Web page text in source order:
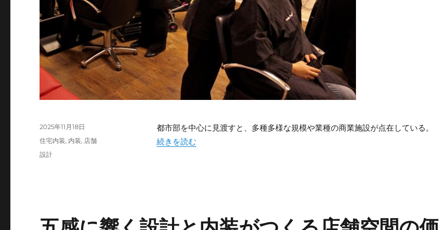
都市部を中心に見渡すと、多種多様な規模や業種の商業施設が点在している。
“人々の心を動かす体験価値を高める店舗空間設計と内装の新しい視点” の
続きを読む
投
稿
2025年11月18日
カ
テ
住宅内装, 内装, 店舗
タ
設計